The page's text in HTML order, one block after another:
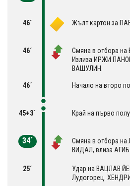
46´ Жълт картон за
46´
Смяна в отбора на
Излиза ИРЖИ
ВАШУЛИН.
46´ Начало на второ
45+3´ Край на първо
34´
Смяна в отбора на
ВИДАЛ, влиза
25´
Удар на ВАЦЛАВ
Лудогорец.